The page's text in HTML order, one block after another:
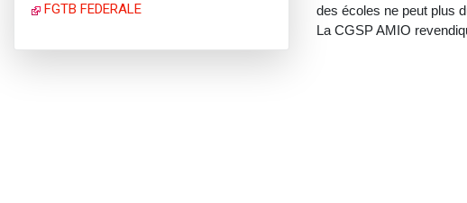
des écoles ne peut plus
La CGSP AMIO
FGTB FEDERALE